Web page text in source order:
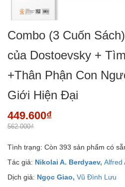
Combo (3 Cuốn
của Dostoevsky +
+Thân Phận Con
Giới Hiện Đại
449.600₫
562.000₫
Tình trạng: Còn 393 sản phẩm có
Tác giả: Nikolai A. Berdyaev, Alfred
Dịch giả: Ngọc Giao, Vũ Đình Lưu